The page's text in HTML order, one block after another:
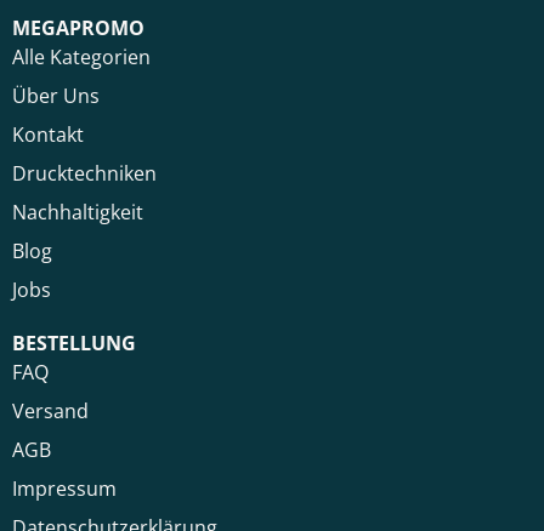
MEGAPROMO
Alle Kategorien
Über Uns
Kontakt
Drucktechniken
Nachhaltigkeit
Blog
Jobs
BESTELLUNG
FAQ
Versand
AGB
Impressum